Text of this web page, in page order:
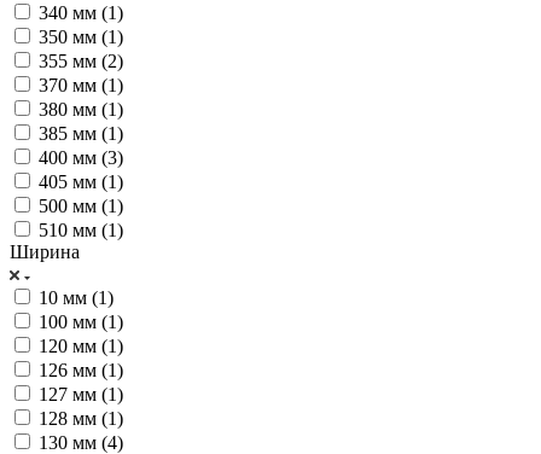
340 мм (1)
350 мм (1)
355 мм (2)
370 мм (1)
380 мм (1)
385 мм (1)
400 мм (3)
405 мм (1)
500 мм (1)
510 мм (1)
Ширина
10 мм (1)
100 мм (1)
120 мм (1)
126 мм (1)
127 мм (1)
128 мм (1)
130 мм (4)